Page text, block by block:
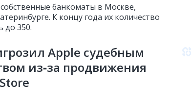
банкоматы в Москве,
К концу года их количество
до 350.
Apple судебным
из‑за продвижения